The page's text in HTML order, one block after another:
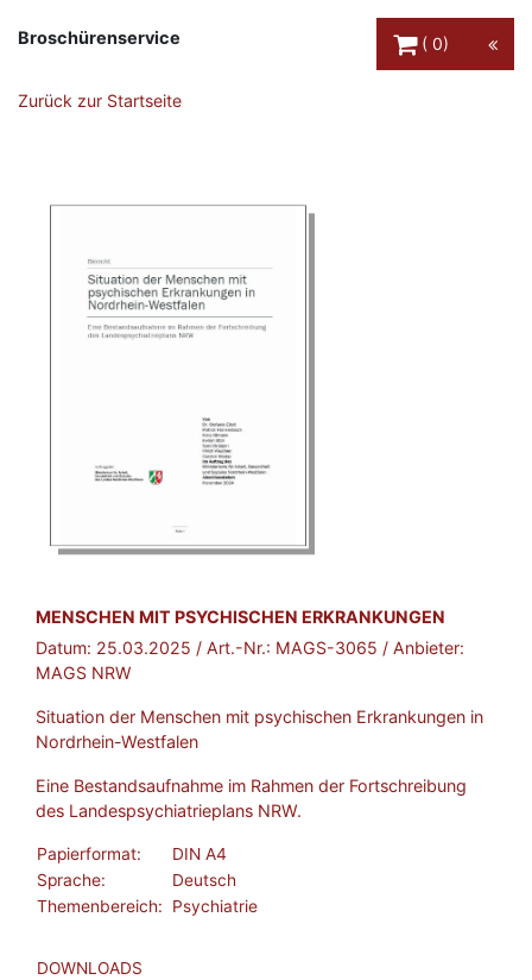
Broschürenservice
0
Zurück zur Startseite
BROSCHÜRE:
MENSCHEN MIT PSYCHISCHEN ERKRANKUNGEN
Datum: 25.03.2025 / Art.-Nr.: MAGS-3065 / Anbieter:
MAGS NRW
Situation der Menschen mit psychischen Erkrankungen in
Nordrhein-Westfalen
Eine Bestandsaufnahme im Rahmen der Fortschreibung
des Landespsychiatrieplans NRW.
Papierformat:
DIN A4
Sprache:
Deutsch
Themenbereich:
Psychiatrie
DOWNLOADS